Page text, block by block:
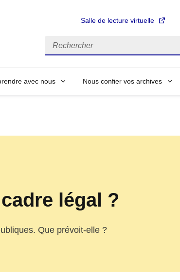
Salle de lecture virtuelle
Rechercher
avec nous Nous confier vos archives
légal ?
Que prévoit-elle ?